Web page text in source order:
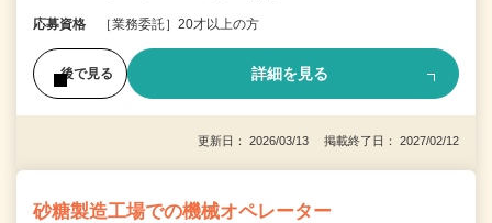
応募資格 ［業務委託］20才以上の方
後で見る 詳細を見る
更新日： 2026/03/13 掲載終了日： 2027/02/12
砂糖製造工場での機械オペレーター